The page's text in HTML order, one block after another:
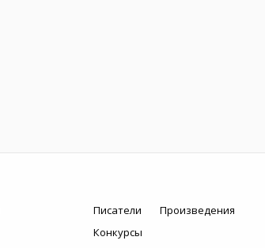
Писатели
Произведения
Конкурсы